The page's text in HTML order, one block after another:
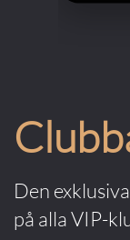
Den
på alla VIP-